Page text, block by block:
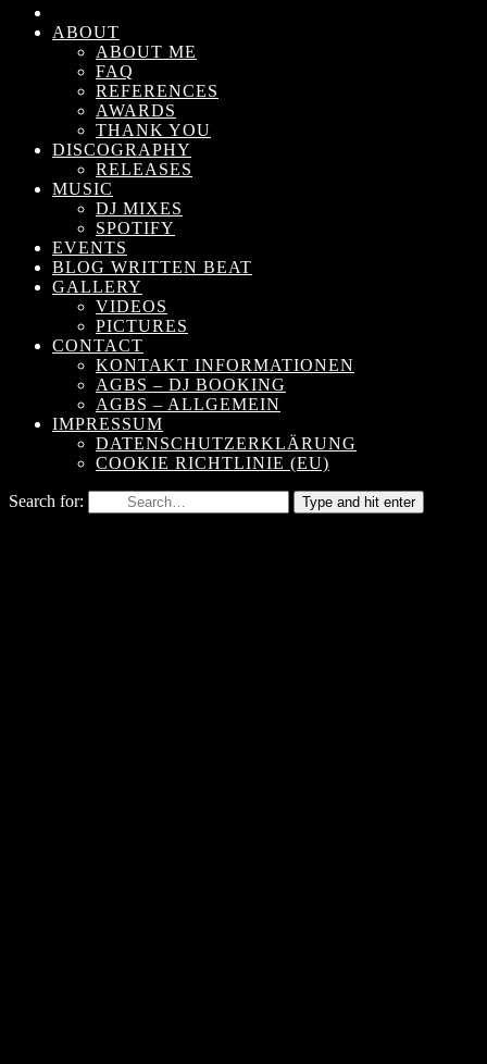
ABOUT
ABOUT ME
FAQ
REFERENCES
AWARDS
THANK YOU
DISCOGRAPHY
RELEASES
MUSIC
DJ MIXES
SPOTIFY
EVENTS
BLOG WRITTEN BEAT
GALLERY
VIDEOS
PICTURES
CONTACT
KONTAKT INFORMATIONEN
AGBS – DJ BOOKING
AGBS – ALLGEMEIN
IMPRESSUM
DATENSCHUTZERKLÄRUNG
COOKIE RICHTLINIE (EU)
Search for: Type and hit enter